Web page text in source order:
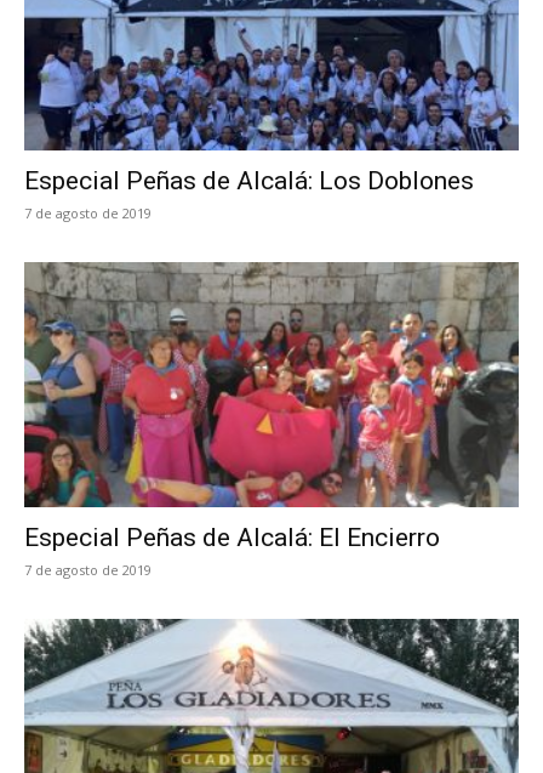
Especial Peñas de Alcalá: Los Doblones
7 de agosto de 2019
Especial Peñas de Alcalá: El Encierro
7 de agosto de 2019